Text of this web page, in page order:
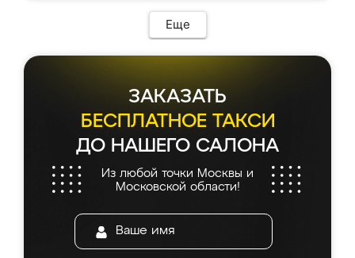
Еще
ЗАКАЗАТЬ
БЕСПЛАТНОЕ ТАКСИ
ДО НАШЕГО САЛОНА
Из любой точки Москвы и
Московской области!